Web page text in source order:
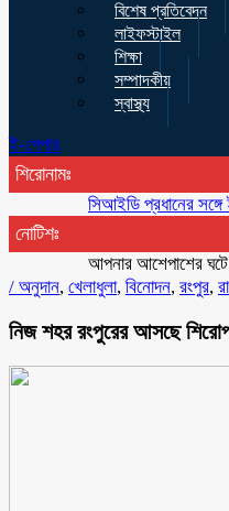
বিশেষ প্রতিবেদন
লাইফস্টাইল
শিক্ষা
সম্পাদকীয়
স্বাস্থ্য
ই-পেপার
শিরোনামঃ
সিআইডি প্রধানের সঙ্গে
নোটিশঃ
আপনার আশেপাশের ঘটে
/ অনুদান, খেলাধুলা, বিনোদন, রংপুর,
নিজ শহর রংপুরের আসছে